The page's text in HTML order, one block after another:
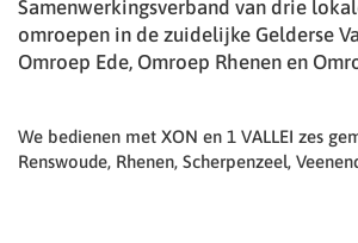
Samenwerkingsverband van drie
omroepen in de zuidelijke Gelderse
Omroep Ede, Omroep Rhenen en
We bedienen met XON en 1 VALLEI zes
Renswoude, Rhenen, Scherpenzeel,